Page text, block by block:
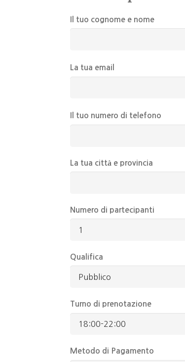
Il tuo cognome e nome
La tua email
Il tuo numero di telefono
La tua città e provincia
Numero di partecipanti
Qualifica
Turno di prenotazione
Metodo di Pagamento